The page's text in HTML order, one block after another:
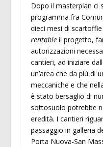
Dopo il masterplan ci
programma fra
dieci mesi di
rentable il progetto,
autorizzazioni
cantieri, ad iniziare
un’area che da più di
meccaniche e che
è stato bersaglio di
sottosuolo potrebbe
eredità. I cantieri
passaggio in galleria
Porta Nuova-San